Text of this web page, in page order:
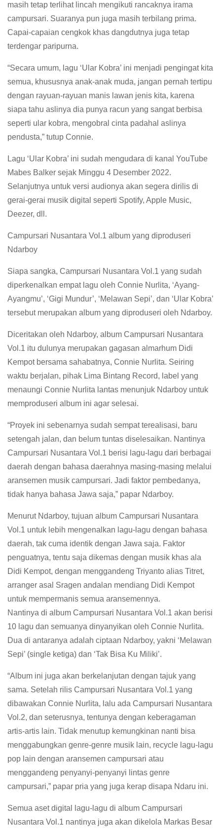
masih tetap terlihat lincah mengikuti rancaknya irama
campursari. Suaranya pun juga masih terbilang prima.
Capai-capaian cengkok khas dangdutnya juga tetap
terdengar paripurna.
“Secara umum, lagu ‘Ular Kobra’ ini menjadi pengingat kita
semua, khususnya anak-anak muda, jangan pernah tertipu
dengan rayuan-rayuan manis lawan jenis kita, karena
siapa tahu aslinya dia punya racun yang sangat berbisa
seperti ular kobra, mengobral cinta padahal aslinya
pendusta,” tutup Connie.
Lagu ‘Ular Kobra’ ini sudah mengudara di kanal YouTube
Mabes Balker sejak Minggu 4 Desember 2022.
Selanjutnya untuk versi audionya akan segera dirilis di
gerai-gerai musik digital seperti Spotify, Apple Music,
Deezer, dll.
Campursari Nusantara Vol.1 album yang diproduseri
Ndarboy
Siapa sangka, Campursari Nusantara Vol.1 yang sudah
diperkenalkan empat lagu oleh Connie Nurlita, ‘Ayang-
Ayangmu’, ‘Gigi Mundur’, ‘Melawan Sepi’, dan ‘Ular Kobra’
tersebut merupakan album yang diproduseri oleh Ndarboy.
Diceritakan oleh Ndarboy, album Campursari Nusantara
Vol.1 itu dulunya merupakan gagasan almarhum Didi
Kempot bersama sahabatnya, Connie Nurlita. Seiring
waktu berjalan, pihak Lima Bintang Record, label yang
menaungi Connie Nurlita lantas menunjuk Ndarboy untuk
memproduseri album ini agar selesai.
“Proyek ini sebenarnya sudah sempat terealisasi, baru
setengah jalan, dan belum tuntas diselesaikan. Nantinya
Campursari Nusantara Vol.1 berisi lagu-lagu dari berbagai
daerah dengan bahasa daerahnya masing-masing melalui
aransemen musik campursari. Jadi faktor pembedanya,
tidak hanya bahasa Jawa saja,” papar Ndarboy.
Menurut Ndarboy, tujuan album Campursari Nusantara
Vol.1 untuk lebih mengenalkan lagu-lagu dengan bahasa
daerah, tak cuma identik dengan Jawa saja. Faktor
penguatnya, tentu saja dikemas dengan musik khas ala
Didi Kempot, dengan menggandeng Triyanto alias Titret,
arranger asal Sragen andalan mendiang Didi Kempot
untuk mempermanis semua aransemennya.
Nantinya di album Campursari Nusantara Vol.1 akan berisi
10 lagu dan semuanya dinyanyikan oleh Connie Nurlita.
Dua di antaranya adalah ciptaan Ndarboy, yakni ‘Melawan
Sepi’ (single ketiga) dan ‘Tak Bisa Ku Miliki’.
“Album ini juga akan berkelanjutan dengan tajuk yang
sama. Setelah rilis Campursari Nusantara Vol.1 yang
dibawakan Connie Nurlita, lalu ada Campursari Nusantara
Vol.2, dan seterusnya, tentunya dengan keberagaman
artis-artis lain. Tidak menutup kemungkinan nanti bisa
menggabungkan genre-genre musik lain, recycle lagu-lagu
pop lain dengan aransemen campursari atau
menggandeng penyanyi-penyanyi lintas genre
campursari,” papar pria yang juga kerap disapa Ndaru ini.
Semua aset digital lagu-lagu di album Campursari
Nusantara Vol.1 nantinya juga akan dikelola Markas Besar